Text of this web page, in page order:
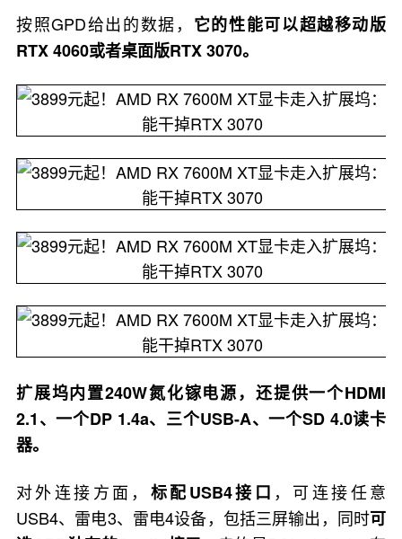
按照GPD给出的数据， 它的性能可以超越移动版
RTX 4060或者桌面版RTX 3070。
扩展坞内置240W氮化镓电源，还提供一个HDMI
2.1、一个DP 1.4a、三个USB-A、一个SD 4.0读卡
器。
对外连接方面， 标配USB4接口 ，可连接任意
USB4、雷电3、雷电4设备，包括三屏输出，同时可